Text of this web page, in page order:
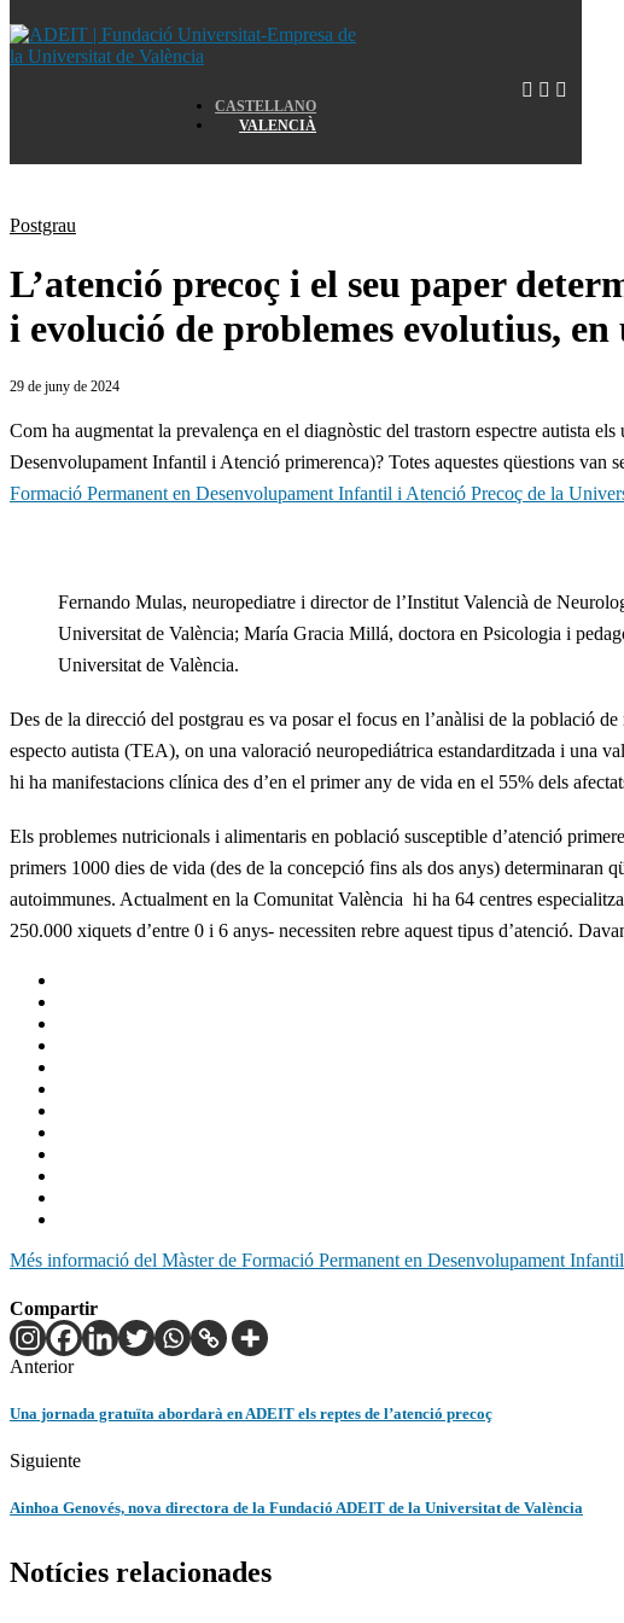
CASTELLANO
VALENCIÀ
Home
Postgrau
L’atenció precoç i el seu paper
i evolució de problemes evolutius,
29 de juny de 2024
Com ha augmentat la prevalença en el diagnòstic del trastorn espectre autista
Desenvolupament Infantil i Atenció primerenca)? Totes aquestes qüestions van
Formació Permanent en Desenvolupament Infantil i Atenció Precoç de la
Fernando Mulas, neuropediatre i director de l’Institut Valencià de
Universitat de València; María Gracia Millá, doctora en Psicologia i
Universitat de València.
Des de la direcció del postgrau es va posar el focus en l’anàlisi de la població
especto autista (TEA), on una valoració neuropediátrica estandarditzada i una
hi ha manifestacions clínica des d’en el primer any de vida en el 55% dels
Els problemes nutricionals i alimentaris en població susceptible d’atenció
primers 1000 dies de vida (des de la concepció fins als dos anys) determinaran
autoimmunes. Actualment en la Comunitat València hi ha 64 centres
250.000 xiquets d’entre 0 i 6 anys- necessiten rebre aquest tipus d’atenció.
Més informació del Màster de Formació Permanent en Desenvolupament
Compartir
Anterior
Una jornada gratuïta abordarà en ADEIT els reptes de l’atenció precoç
Siguiente
Ainhoa Genovés, nova directora de la Fundació ADEIT de la Universitat de València
Notícies relacionades